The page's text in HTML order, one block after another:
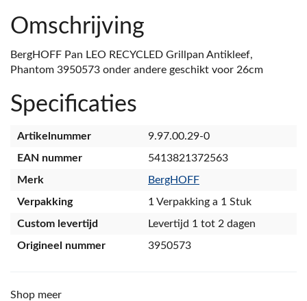
Omschrijving
BergHOFF Pan LEO RECYCLED Grillpan Antikleef,
Phantom 3950573 onder andere geschikt voor 26cm
Specificaties
Artikelnummer
9.97.00.29-0
EAN nummer
5413821372563
Merk
BergHOFF
Verpakking
1 Verpakking a 1 Stuk
Custom levertijd
Levertijd 1 tot 2 dagen
Origineel nummer
3950573
Shop meer